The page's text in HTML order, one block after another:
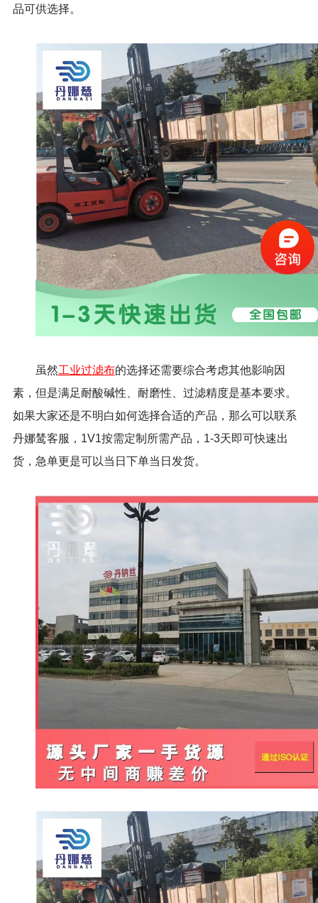
品可供选择。
虽然工业过滤布的选择还需要综合考虑其他影响因
素，但是满足耐酸碱性、耐磨性、过滤精度是基本要求。
如果大家还是不明白如何选择合适的产品，那么可以联系
丹娜鸶客服，1V1按需定制所需产品，1-3天即可快速出
货，急单更是可以当日下单当日发货。